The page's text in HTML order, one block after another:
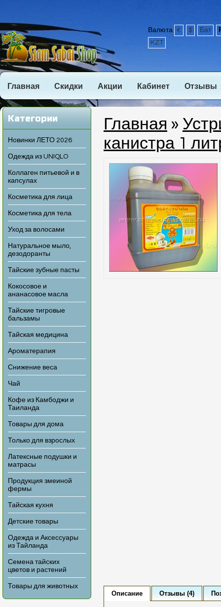
Валюта € $ Бат
KZT
Главная Скидки Акции Кабинет Отзывы
Категории
Новинки ЛЕТО 2026
Одежда из UNIQLO
Коллаген питьевой и в
капсулах
Косметика для лица
Косметика для тела
Уход за волосами
Натуральное мыло,
дезодоранты
Тайские зубные пасты
Кокосовое и
ананасовое масла
Тайские тигровые
бальзамы
Тайская медицина
Ароматерапия
Снижение веса
Чай
Кофе из Камбоджи и
Таиланда
Товары для дома
Только для взрослых
Латексные подушки и
матрасы
Продукция змеиной
фермы
Тайская кухня
Детские товары
Одежда и Аксессуары
из Тайланда
Семена тайских
цветов и растений
Товары для животных
Главная »
канистра 1
Описание Отзывы (4)